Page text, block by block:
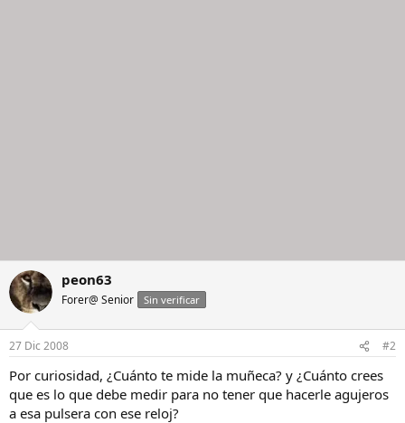
peon63
Forer@ Senior Sin verificar
27 Dic 2008 #2
Por curiosidad, ¿Cuánto te mide la muñeca? y ¿Cuánto crees
que es lo que debe medir para no tener que hacerle agujeros
a esa pulsera con ese reloj?